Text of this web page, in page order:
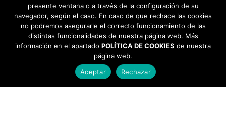
presente ventana o a través de la configuración de su
navegador, según el caso. En caso de que rechace las cookies
no podremos asegurarle el correcto funcionamiento de las
distintas funcionalidades de nuestra página web. Más
información en el apartado POLÍTICA DE COOKIES de nuestra
página web.
Aceptar
Rechazar